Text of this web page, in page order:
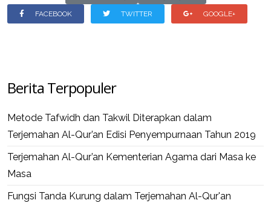
FACEBOOK TWITTER GOOGLE+
Berita Terpopuler
Metode Tafwidh dan Takwil Diterapkan dalam
Terjemahan Al-Qur’an Edisi Penyempurnaan Tahun 2019
Terjemahan Al-Qur’an Kementerian Agama dari Masa ke
Masa
Fungsi Tanda Kurung dalam Terjemahan Al-Qur'an